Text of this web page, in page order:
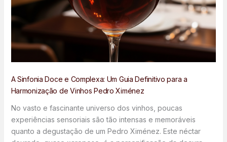
A Sinfonia Doce e Complexa: Um Guia Definitivo para a
Harmonização de Vinhos Pedro Ximénez
No vasto e fascinante universo dos vinhos, poucas
experiências sensoriais são tão intensas e memoráveis
quanto a degustação de um Pedro Ximénez. Este néctar